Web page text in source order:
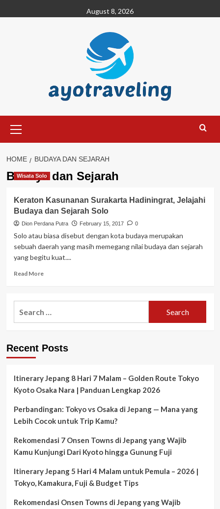
to
August 8, 2026
Menu
HOME BUDAYA DAN SEJARAH
Budaya dan Sejarah
Wisata Solo
Keraton Kasunanan Surakarta Hadiningrat, Jelajahi
Budaya dan Sejarah Solo
Dion Perdana Putra February 15, 2017 0
Solo atau biasa disebut dengan kota budaya merupakan
sebuah daerah yang masih memegang nilai budaya dan sejarah
yang begitu kuat....
Read MoreRead
Keraton
Kasunanan
Budaya
Solo
Recent Posts
Itinerary Jepang 8 Hari 7 Malam – Golden Route Tokyo
Kyoto Osaka Nara | Panduan Lengkap 2026
Perbandingan: Tokyo vs Osaka di Jepang — Mana yang
Lebih Cocok untuk Trip Kamu?
Rekomendasi 7 Onsen Towns di Jepang yang Wajib
Kamu Kunjungi Dari Kyoto hingga Gunung Fuji
Itinerary Jepang 5 Hari 4 Malam untuk Pemula – 2026 |
Tokyo, Kamakura, Fuji & Budget Tips
Rekomendasi Onsen Towns di Jepang yang Wajib